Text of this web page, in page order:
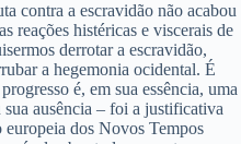
contra a escravidão não acabou
reações histéricas e viscerais de
derrotar a escravidão,
a hegemonia ocidental. É
é, em sua essência, uma
ausência – foi a justificativa
dos Novos Tempos